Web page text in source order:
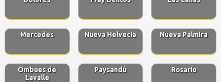
Mercedes Nueva Helvecia Nueva Palmira
Ombues de
Lavalle
Paysandú Rosario